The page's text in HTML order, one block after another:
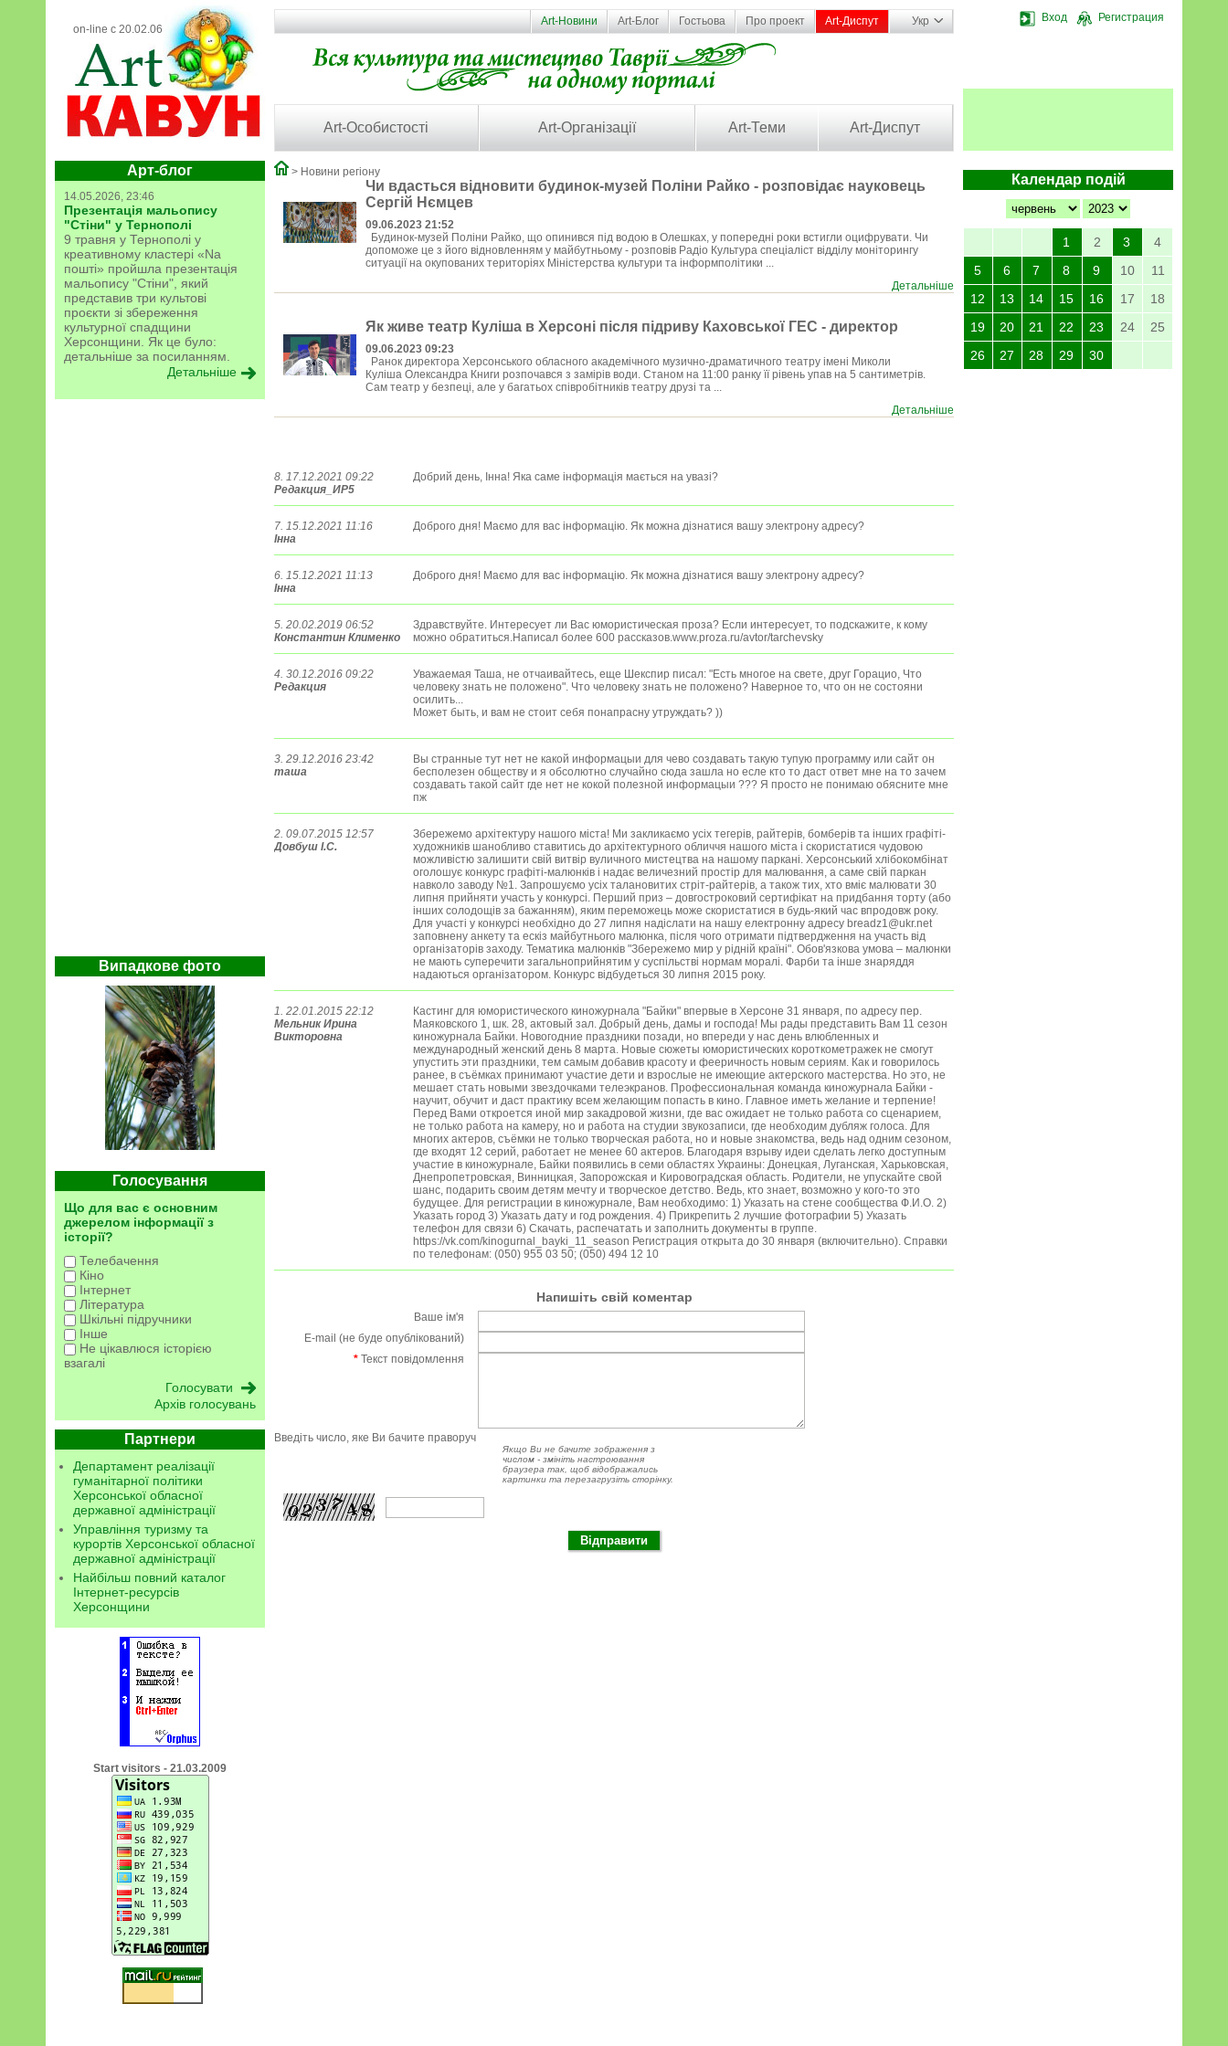
on-line с 20.02.06
Вход Регистрация
Art-Новини Art-Блог Гостьова Про проект Art-Диспут Укр
Art-Особистості Art-Організації Art-Теми Art-Диспут
Арт-блог
14.05.2026, 23:46
Презентація мальопису
"Стіни" у Тернополі
9 травня у Тернополі у
креативному кластері «Na
пошті» пройшла презентація
мальопису "Стіни", який
представив три культові
проєкти зі збереження
культурної спадщини
Херсонщини. Як це було:
детальніше за посиланням.
Детальніше
Випадкове фото
Голосування
Що для вас є основним
джерелом інформації з
історії?
Телебачення
Кіно
Інтернет
Література
Шкільні підручники
Інше
Не цікавлюся історією
взагалі
Архів голосувань
Партнери
Департамент реалізації
гуманітарної політики
Херсонської обласної
державної адміністрації
Управління туризму та
курортів Херсонської обласної
державної адміністрації
Найбільш повний каталог
Інтернет-ресурсів
Херсонщини
Start visitors - 21.03.2009
Календар подій
1 2 3
4
5
6 7 8 9 10
11
12
13 14 15 16 17
18
19
20 21 22 23 24
25
26
27 28 29 30
> Новини регіону
Чи вдасться відновити будинок-музей Поліни Райко - розповідає науковець
Сергій Нємцев
09.06.2023 21:52
Будинок-музей Поліни Райко, що опинився під водою в Олешках, у попередні роки встигли оцифрувати. Чи
допоможе це з його відновленням у майбутньому - розповів Радіо Культура спеціаліст відділу моніторингу
ситуації на окупованих територіях Міністерства культури та інформполітики ...
Детальніше
Як живе театр Куліша в Херсоні після підриву Каховської ГЕС - директор
09.06.2023 09:23
Ранок директора Херсонського обласного академічного музично-драматичного театру імені Миколи
Куліша Олександра Книги розпочався з замірів води. Станом на 11:00 ранку її рівень упав на 5 сантиметрів.
Сам театр у безпеці, але у багатьох співробітників театру друзі та ...
Детальніше
8. 17.12.2021 09:22
Редакция_ИР5
Добрий день, Інна! Яка саме інформація мається на увазі?
7. 15.12.2021 11:16
Інна
Доброго дня! Маємо для вас інформацію. Як можна дізнатися вашу электрону адресу?
6. 15.12.2021 11:13
Інна
Доброго дня! Маємо для вас інформацію. Як можна дізнатися вашу электрону адресу?
5. 20.02.2019 06:52
Константин Клименко
Здравствуйте. Интересует ли Вас юмористическая проза? Если интересует, то подскажите, к кому
можно обратиться.Написал более 600 рассказов.www.proza.ru/avtor/tarchevsky
4. 30.12.2016 09:22
Редакция
Уважаемая Таша, не отчаивайтесь, еще Шекспир писал: "Есть многое на свете, друг Горацио, Что
человеку знать не положено". Что человеку знать не положено? Наверное то, что он не состояни
осилить...
Может быть, и вам не стоит себя понапрасну утруждать? ))
3. 29.12.2016 23:42
таша
Вы странные тут нет не какой информацыи для чево создавать такую тупую программу или сайт он
бесполезен обществу и я обсолютно случайно сюда зашла но есле кто то даст ответ мне на то зачем
создавать такой сайт где нет не кокой полезной информацыи ??? Я просто не понимаю обясните мне
пж
2. 09.07.2015 12:57
Довбуш І.С.
Збережемо архітектуру нашого міста! Ми закликаємо усіх тегерів, райтерів, бомберів та інших графіті-
художників шанобливо ставитись до архітектурного обличчя нашого міста і скористатися чудовою
можливістю залишити свій витвір вуличного мистецтва на нашому паркані. Херсонський хлібокомбінат
оголошує конкурс графіті-малюнків і надає величезний простір для малювання, а саме свій паркан
навколо заводу №1. Запрошуємо усіх талановитих стріт-райтерів, а також тих, хто вміє малювати 30
липня прийняти участь у конкурсі. Перший приз – довгостроковий сертифікат на придбання торту (або
інших солодощів за бажанням), яким переможець може скористатися в будь-який час впродовж року.
Для участі у конкурсі необхідно до 27 липня надіслати на нашу електронну адресу breadz1@ukr.net
заповнену анкету та ескіз майбутнього малюнка, після чого отримати підтвердження на участь від
організаторів заходу. Тематика малюнків "Збережемо мир у рідній країні". Обов'язкова умова – малюнки
не мають суперечити загальноприйнятим у суспільстві нормам моралі. Фарби та інше знаряддя
надаються організатором. Конкурс відбудеться 30 липня 2015 року.
1. 22.01.2015 22:12
Мельник Ирина
Викторовна
Кастинг для юмористического киножурнала "Байки" впервые в Херсоне 31 января, по адресу пер.
Маяковского 1, шк. 28, актовый зал. Добрый день, дамы и господа! Мы рады представить Вам 11 сезон
киножурнала Байки. Новогодние праздники позади, но впереди у нас день влюбленных и
международный женский день 8 марта. Новые сюжеты юмористических короткометражек не смогут
упустить эти праздники, тем самым добавив красоту и фееричность новым сериям. Как и говорилось
ранее, в съёмках принимают участие дети и взрослые не имеющие актерского мастерства. Но это, не
мешает стать новыми звездочками телеэкранов. Профессиональная команда киножурнала Байки -
научит, обучит и даст практику всем желающим попасть в кино. Главное иметь желание и терпение!
Перед Вами откроется иной мир закадровой жизни, где вас ожидает не только работа со сценарием,
не только работа на камеру, но и работа на студии звукозаписи, где необходим дубляж голоса. Для
многих актеров, съёмки не только творческая работа, но и новые знакомства, ведь над одним сезоном,
где входят 12 серий, работает не менее 60 актеров. Благодаря взрыву идеи сделать легко доступным
участие в киножурнале, Байки появились в семи областях Украины: Донецкая, Луганская, Харьковская,
Днепропетровская, Винницкая, Запорожская и Кировоградская область. Родители, не упускайте свой
шанс, подарить своим детям мечту и творческое детство. Ведь, кто знает, возможно у кого-то это
будущее. Для регистрации в киножурнале, Вам необходимо: 1) Указать на стене сообщества Ф.И.О. 2)
Указать город 3) Указать дату и год рождения. 4) Прикрепить 2 лучшие фотографии 5) Указать
телефон для связи 6) Скачать, распечатать и заполнить документы в группе.
https://vk.com/kinogurnal_bayki_11_season Регистрация открыта до 30 января (включительно). Справки
по телефонам: (050) 955 03 50; (050) 494 12 10
Напишіть свій коментар
Ваше ім'я
E-mail (не буде опублікований)
* Текст повідомлення
Введіть число, яке Ви бачите праворуч
Якщо Ви не бачите зображення з
числом - змініть настроювання
браузера так, щоб відображались
картинки та перезагрузіть сторінку.